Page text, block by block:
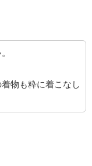
物も粋に着こなし